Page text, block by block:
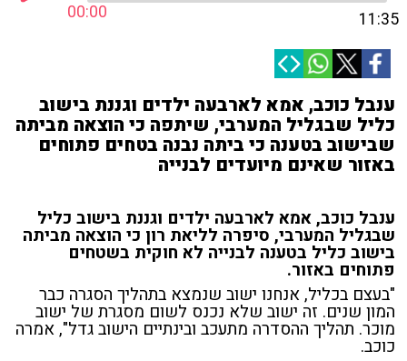
00:00 11:35
ענבל כוכב, אמא לארבעה ילדים וגננת בישוב
כליל שבגליל המערבי, שיתפה כי הוצאה מביתה
שבישוב בטענה כי ביתה נבנה בטחים פתוחים
באזור שאינם מיועדים לבנייה
ענבל כוכב, אמא לארבעה ילדים וגננת בישוב כליל
שבגליל המערבי, סיפרה לליאת רון כי הוצאה מביתה
בישוב כליל בטענה לבנייה לא חוקית בשטחים
פתוחים באזור.
"בעצם בכליל, אנחנו ישוב שנמצא בתהליך הסגרה כבר
המון שנים. זה ישוב שלא נכנס לשום מסגרת של ישוב
מוכר. תהליך ההסדרה מתעכב ובינתיים הישוב גדל", אמרה
כוכב.